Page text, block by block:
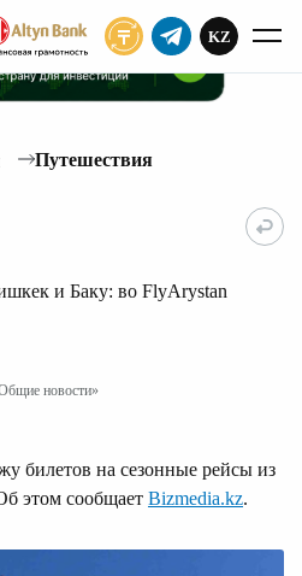
KZ
Путешествия
и Баку: во FlyArystan
новости»
билетов на сезонные рейсы из
этом сообщает Bizmedia.kz.